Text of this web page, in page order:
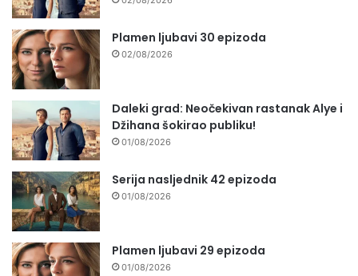
Plamen ljubavi 30 epizoda
02/08/2026
Daleki grad: Neočekivan rastanak Alye i
Džihana šokirao publiku!
01/08/2026
Serija nasljednik 42 epizoda
01/08/2026
Plamen ljubavi 29 epizoda
01/08/2026